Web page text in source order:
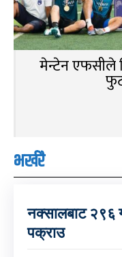
मेन्टेन एफसीले
भर्खरै
नक्सालबाट २९६
पक्राउ